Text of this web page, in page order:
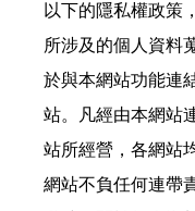
以下的隱私權政策
所涉及的個人資料
於與本網站功能連
站。凡經由本網站
站所經營，各網站
網站不負任何連帶